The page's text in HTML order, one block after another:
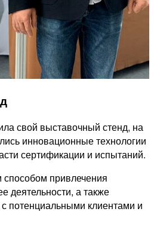
свой выставочный стенд, на
инновационные технологии
сертификации и испытаний.
привлечения
деятельности, а также
с потенциальными клиентами и